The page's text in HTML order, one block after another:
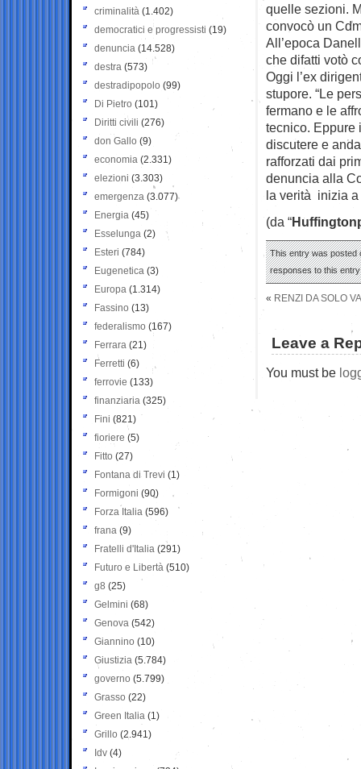
quelle sezioni.
convocò un
All’epoca
che difatti votò
Oggi l’ex
stupore. “Le
fermano e le
tecnico. Eppure
discutere e
rafforzati dai
denuncia alla
la verità inizia a
(da “
This entry was posted
responses to this
« RENZI DA SOLO
Leave a
You must be
criminalità (1.402)
democratici e progressisti (19)
denuncia (14.528)
destra (573)
destradipopolo (99)
Di Pietro (101)
Diritti civili (276)
don Gallo (9)
economia (2.331)
elezioni (3.303)
emergenza (3.077)
Energia (45)
Esselunga (2)
Esteri (784)
Eugenetica (3)
Europa (1.314)
Fassino (13)
federalismo (167)
Ferrara (21)
Ferretti (6)
ferrovie (133)
finanziaria (325)
Fini (821)
fioriere (5)
Fitto (27)
Fontana di Trevi (1)
Formigoni (90)
Forza Italia (596)
frana (9)
Fratelli d'Italia (291)
Futuro e Libertà (510)
g8 (25)
Gelmini (68)
Genova (542)
Giannino (10)
Giustizia (5.784)
governo (5.799)
Grasso (22)
Green Italia (1)
Grillo (2.941)
Idv (4)